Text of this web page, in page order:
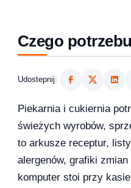
w 2026?
kroku
Czego
Udostepnij:
Piekarnia i cukiernia
świeżych wyrobów,
to arkusze receptur,
alergenów, grafiki
komputer stoi przy